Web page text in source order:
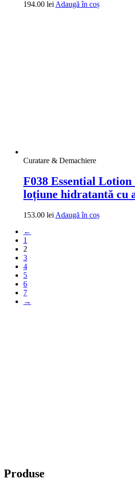
194.00 lei Adaugă în coș
Curatare & Demachiere
F038 Essential Lotion
loțiune hidratantă cu
153.00 lei Adaugă în coș
←
1
2
3
4
5
6
7
→
Produse